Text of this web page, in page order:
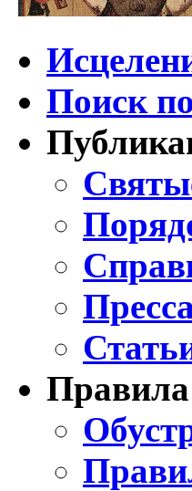
Поиск
Правила